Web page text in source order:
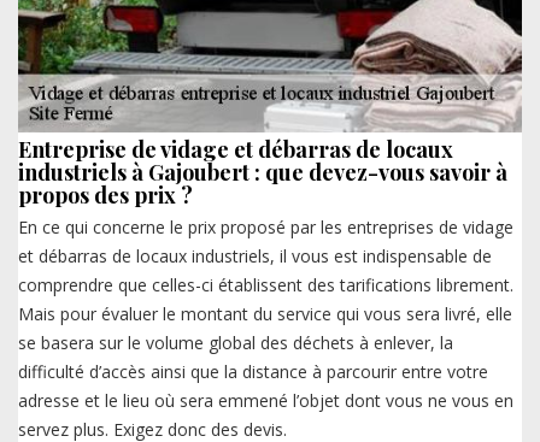
Entreprise de vidage et débarras de locaux
industriels à Gajoubert : que devez-vous savoir à
propos des prix ?
En ce qui concerne le prix proposé par les entreprises de vidage
et débarras de locaux industriels, il vous est indispensable de
comprendre que celles-ci établissent des tarifications librement.
Mais pour évaluer le montant du service qui vous sera livré, elle
se basera sur le volume global des déchets à enlever, la
difficulté d’accès ainsi que la distance à parcourir entre votre
adresse et le lieu où sera emmené l’objet dont vous ne vous en
servez plus. Exigez donc des devis.